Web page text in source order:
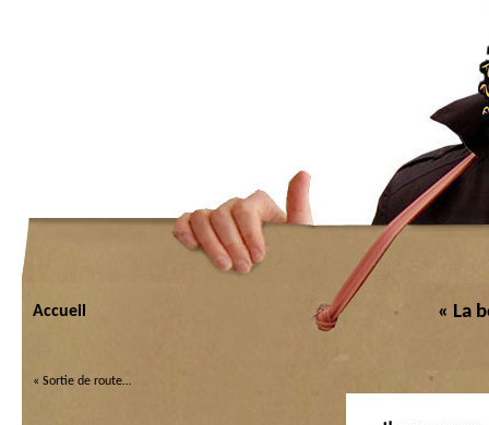
Accueil « La
« Sortie de route…